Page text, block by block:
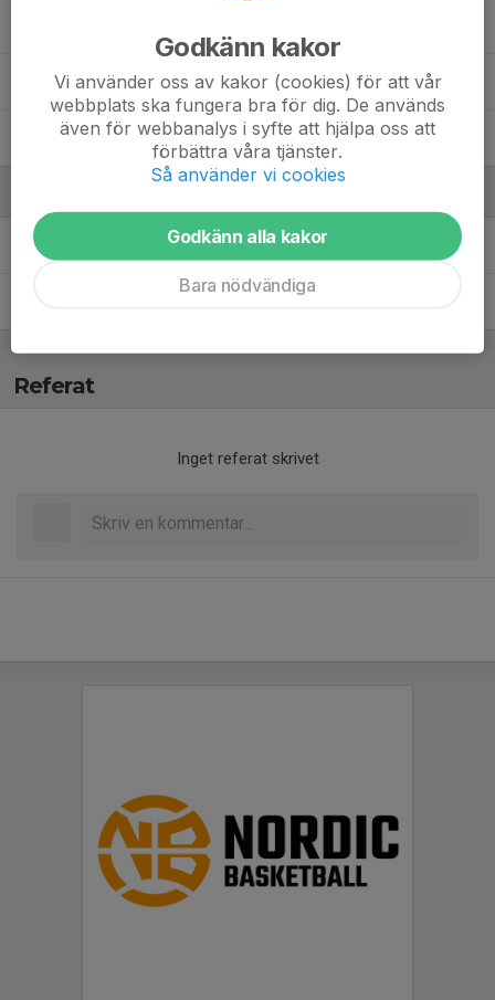
0. Sebastian Frank-Gamez
8. William Nilsson
Coach
Assisterande tränare
Referat
Inget referat skrivet
Godkänn kakor
Vi använder oss av kakor (cookies) för att vår
webbplats ska fungera bra för dig. De används
även för webbanalys i syfte att hjälpa oss att
förbättra våra tjänster.
Så använder vi cookies
Godkänn alla kakor
Bara nödvändiga